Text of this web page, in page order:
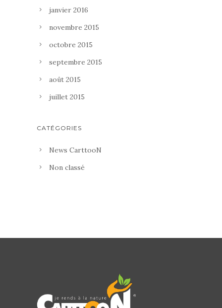
janvier 2016
novembre 2015
octobre 2015
septembre 2015
août 2015
juillet 2015
CATÉGORIES
News CarttooN
Non classé